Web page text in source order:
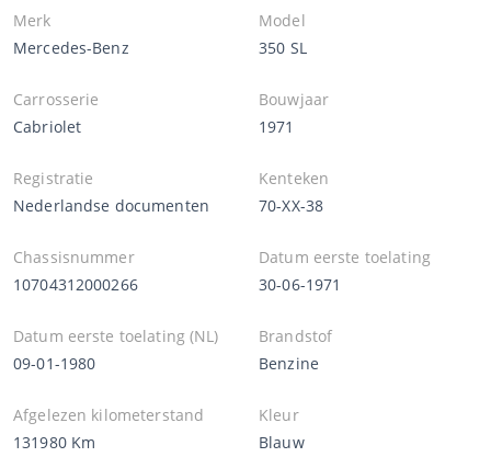
Merk
Mercedes-Benz
Model
350 SL
Carrosserie
Cabriolet
Bouwjaar
1971
Registratie
Nederlandse documenten
Kenteken
70-XX-38
Chassisnummer
10704312000266
Datum eerste toelating
30-06-1971
Datum eerste toelating (NL)
09-01-1980
Brandstof
Benzine
Afgelezen kilometerstand
131980 Km
Kleur
Blauw